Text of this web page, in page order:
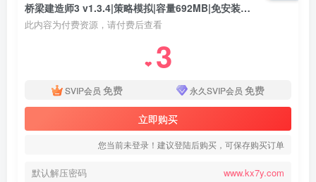
桥梁建造师3 v1.3.4|策略模拟|容量692MB|免安装绿色中文版
此内容为付费资源，请付费后查看
❤ 3
SVIP会员 免费 永久SVIP会员 免费
立即购买
您当前未登录！建议登陆后购买，可保存购买订单
默认解压密码 www.kx7y.com